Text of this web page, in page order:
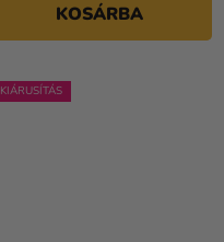
KOSÁRBA
KIÁRUSÍTÁS